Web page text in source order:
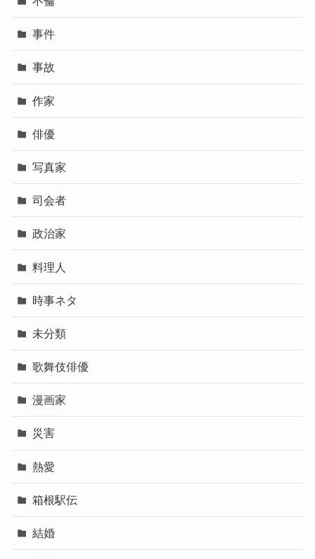
事件
事故
作家
俳優
写真家
司会者
政治家
料理人
時事ネタ
未分類
歌舞伎俳優
漫画家
災害
熱愛
箱根駅伝
結婚